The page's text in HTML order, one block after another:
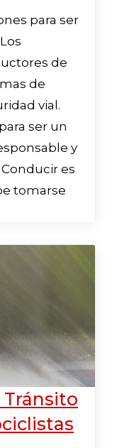
para ser
de
de
vial.
ser un
y
es
tomarse